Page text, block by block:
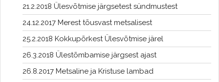
21.2.2018 Ülesvõtmise järgsetest sündmustest
24.12.2017 Merest tõusvast metsalisest
25.2.2018 Kokkupõrkest Ülesvõtmise järel
26.3.2018 Ülestõmbamise järgsest ajast
26.8.2017 Metsaline ja Kristuse lambad